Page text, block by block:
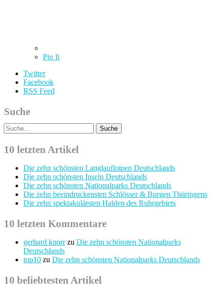
Pin It
Twitter
Facebook
RSS Feed
Suche
10 letzten Artikel
Die zehn schönsten Langlaufloipen Deutschlands
Die zehn schönsten Inseln Deutschlands
Die zehn schönsten Nationalparks Deutschlands
Die zehn beeindruckensten Schlösser & Burgen Thüringens
Die zehn spektakulärsten Halden des Ruhrgebiets
10 letzten Kommentare
gerhard knorrzu Die zehn schönsten Nationalparks
Deutschlands
top10 zu Die zehn schönsten Nationalparks Deutschlands
10 beliebtesten Artikel